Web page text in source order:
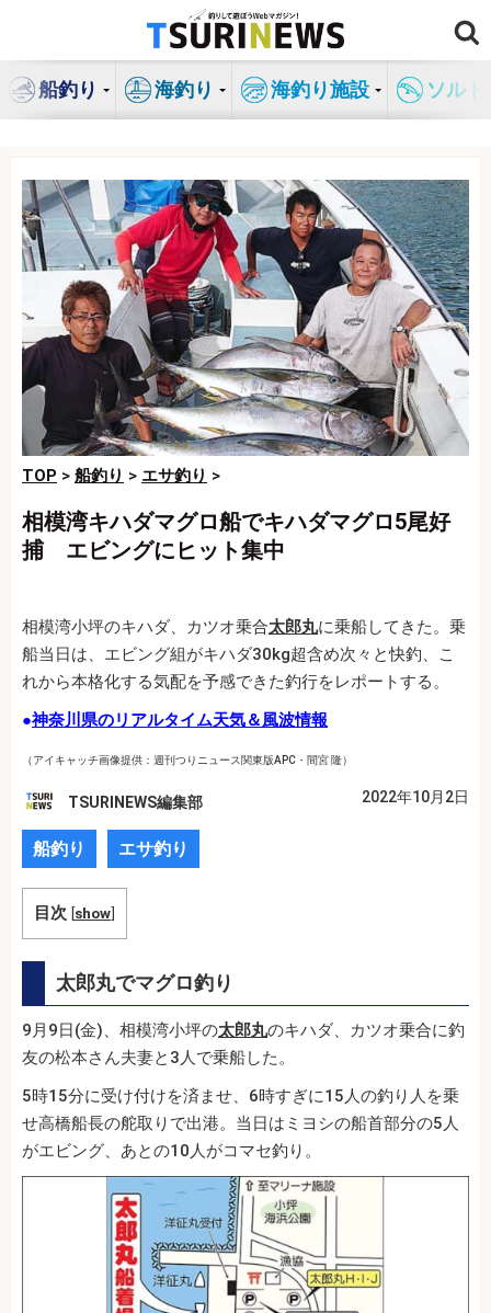
ン
船釣り 海釣り 海釣り施設 ソル
TOP > 船釣り > エサ釣り >
相模湾キハダマグロ船でキハダマグロ5尾好
捕 エビングにヒット集中
相模湾小坪のキハダ、カツオ乗合太郎丸に乗船してきた。乗
船当日は、エビング組がキハダ30kg超含め次々と快釣、こ
れから本格化する気配を予感できた釣行をレポートする。
●神奈川県のリアルタイム天気＆風波情報
（アイキャッチ画像提供：週刊つりニュース関東版APC・間宮 隆）
TSURINEWS編集部 2022年10月2日
船釣り エサ釣り
目次 [show]
太郎丸でマグロ釣り
9月9日(金)、相模湾小坪の太郎丸のキハダ、カツオ乗合に釣
友の松本さん夫妻と3人で乗船した。
5時15分に受け付けを済ませ、6時すぎに15人の釣り人を乗
せ高橋船長の舵取りで出港。当日はミヨシの船首部分の5人
がエビング、あとの10人がコマセ釣り。